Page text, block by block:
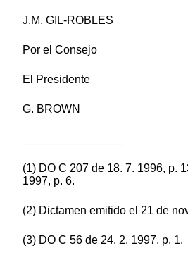
J.M. GIL-ROBLES
Por el Consejo
El Presidente
G. BROWN
(1) DO C 207 de 18. 7. 1996, p.
1997, p. 6.
(2) Dictamen emitido el 21 de
(3) DO C 56 de 24. 2. 1997, p. 1.